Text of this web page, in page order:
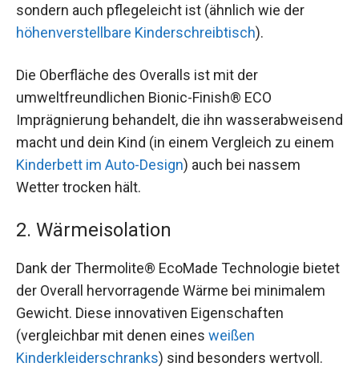
sondern auch pflegeleicht ist (ähnlich wie der
höhenverstellbare Kinderschreibtisch).
Die Oberfläche des Overalls ist mit der
umweltfreundlichen Bionic-Finish® ECO
Imprägnierung behandelt, die ihn wasserabweisend
macht und dein Kind (in einem Vergleich zu einem
Kinderbett im Auto-Design) auch bei nassem
Wetter trocken hält.
2. Wärmeisolation
Dank der Thermolite® EcoMade Technologie bietet
der Overall hervorragende Wärme bei minimalem
Gewicht. Diese innovativen Eigenschaften
(vergleichbar mit denen eines weißen
Kinderkleiderschranks) sind besonders wertvoll.